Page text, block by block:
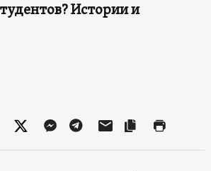
Истории и